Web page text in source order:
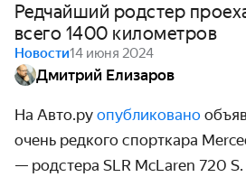
Редчайший родстер
всего 1400 километров
Новости14 июня 2024
Дмитрий Елизаров
На Авто.ру опубликовано
очень редкого спорткара
— родстера SLR McLaren 720